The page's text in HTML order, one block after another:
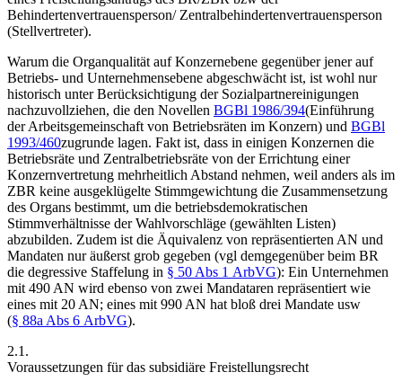
Behindertenvertrauensperson/ Zentralbehindertenvertrauensperson
(Stellvertreter).
Warum die Organqualität auf Konzernebene gegenüber jener auf
Betriebs- und Unternehmensebene abgeschwächt ist, ist wohl nur
historisch unter Berücksichtigung der Sozialpartnereinigungen
nachzuvollziehen, die den Novellen BGBl 1986/394(Einführung
der Arbeitsgemeinschaft von Betriebsräten im Konzern) und BGBl
1993/460zugrunde lagen. Fakt ist, dass in einigen Konzernen die
Betriebsräte und Zentralbetriebsräte von der Errichtung einer
Konzernvertretung mehrheitlich Abstand nehmen, weil anders als im
ZBR keine ausgeklügelte Stimmgewichtung die Zusammensetzung
des Organs bestimmt, um die betriebsdemokratischen
Stimmverhältnisse der Wahlvorschläge (gewählten Listen)
abzubilden. Zudem ist die Äquivalenz von repräsentierten AN und
Mandaten nur äußerst grob gegeben (vgl demgegenüber beim BR
die degressive Staffelung in § 50 Abs 1 ArbVG): Ein Unternehmen
mit 490 AN wird ebenso von zwei Mandataren repräsentiert wie
eines mit 20 AN; eines mit 990 AN hat bloß drei Mandate usw
(§ 88a Abs 6 ArbVG).
2.1.
Voraussetzungen für das subsidiäre Freistellungsrecht